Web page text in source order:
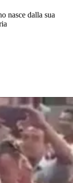
nasce dalla sua